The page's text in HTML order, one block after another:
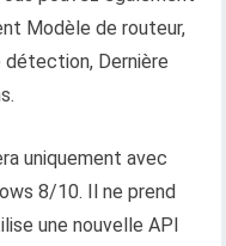
Modèle de routeur,
détection, Dernière
uniquement avec
8/10. Il ne prend
une nouvelle API